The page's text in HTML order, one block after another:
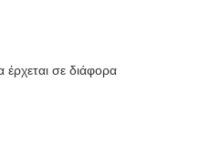
σε διάφορα